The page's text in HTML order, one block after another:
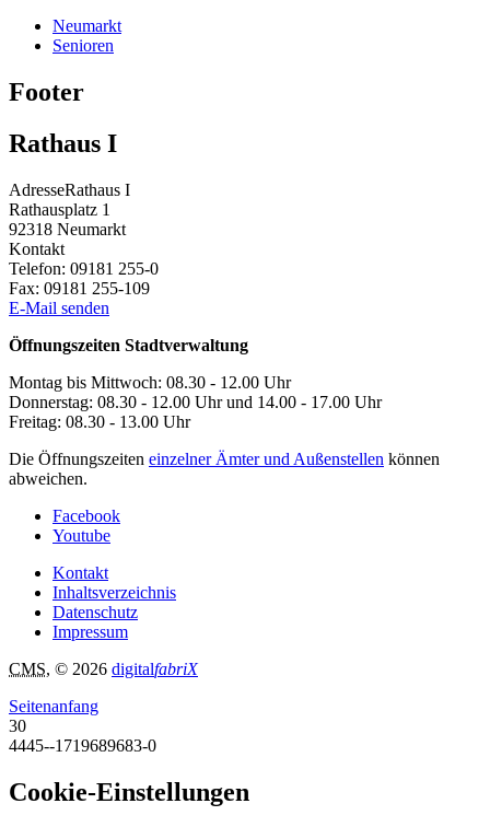
Neumarkt
Senioren
Footer
Rathaus I
AdresseRathaus I
Rathausplatz 1
92318 Neumarkt
Kontakt
Telefon: 09181 255-0
Fax: 09181 255-109
E-Mail senden
Öffnungszeiten Stadtverwaltung
Montag bis Mittwoch: 08.30 - 12.00 Uhr
Donnerstag: 08.30 - 12.00 Uhr und 14.00 - 17.00 Uhr
Freitag: 08.30 - 13.00 Uhr
Die Öffnungszeiten einzelner Ämter und Außenstellen können
abweichen.
Facebook
Youtube
Kontakt
Inhaltsverzeichnis
Datenschutz
Impressum
CMS, © 2026 digitalfabriX
Seitenanfang
30
4445--1719689683-0
Cookie-Einstellungen